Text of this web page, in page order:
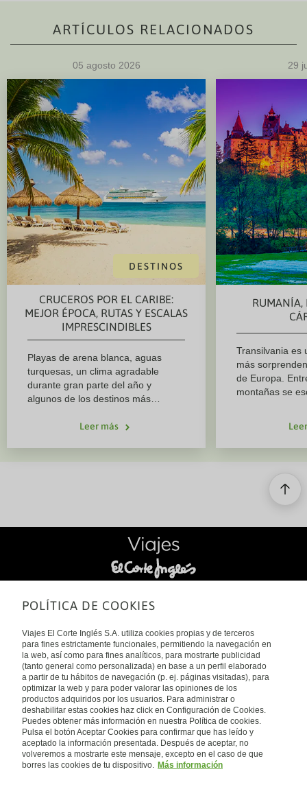
ARTÍCULOS RELACIONADOS
05 agosto 2026
DESTINOS
CRUCEROS POR EL CARIBE:
MEJOR ÉPOCA, RUTAS Y ESCALAS
IMPRESCINDIBLES
Playas de arena blanca, aguas
turquesas, un clima agradable
durante gran parte del año y
algunos de los destinos más
por el Caribe es una de las mejores
navieras, el Caribe ofrece
experiencias para todo tipo de
viajeros. Si estás pensando en
reservar un crucero por el Caribe,
necesitas saber.
Leer más
29
RUMANÍA,
Transilvania es
más
de Europa.
montañas se
dacios. Viajar
descubrir un
tradición,
* % ( & / -
SOBRE NOSOTROS
Viajes El Corte Inglés
Quiénes somos
Sostenibilidad
POLÍTICA DE COOKIES
Viajes El Corte Inglés S.A. utiliza cookies propias y de terceros
para fines estrictamente funcionales, permitiendo la navegación en
la web, así como para fines analíticos, para mostrarte publicidad
(tanto general como personalizada) en base a un perfil elaborado
a partir de tu hábitos de navegación (p. ej. páginas visitadas), para
optimizar la web y para poder valorar las opiniones de los
productos adquiridos por los usuarios. Para administrar o
deshabilitar estas cookies haz click en Configuración de Cookies.
Puedes obtener más información en nuestra Política de cookies.
Pulsa el botón Aceptar Cookies para confirmar que has leído y
aceptado la información presentada. Después de aceptar, no
volveremos a mostrarte este mensaje, excepto en el caso de que
borres las cookies de tu dispositivo. Más información